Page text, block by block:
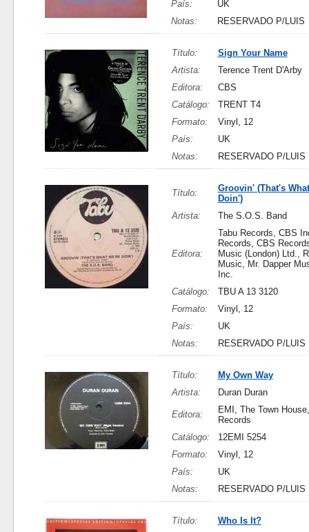
País:
UK
Notas:
RESERVADO P/LUIS
Título:
Sign Your Name
Artista:
Terence Trent D'Arby
Editora:
CBS
Catálogo:
TRENT T4
Formato:
Vinyl, 12
País:
UK
Notas:
RESERVADO P/LUIS
Título:
Groovin' (That's
Doin')
Artista:
The S.O.S. Band
Editora:
Tabu Records, CBS
Records, CBS
Music (London) Ltd.,
Music, Mr. Dapper
Inc.
Catálogo:
TBU A 13 3120
Formato:
Vinyl, 12
País:
UK
Notas:
RESERVADO P/LUIS
Título:
My Own Way
Artista:
Duran Duran
Editora:
EMI, The Town
Records
Catálogo:
12EMI 5254
Formato:
Vinyl, 12
País:
UK
Notas:
RESERVADO P/LUIS
Título: Who Is It?